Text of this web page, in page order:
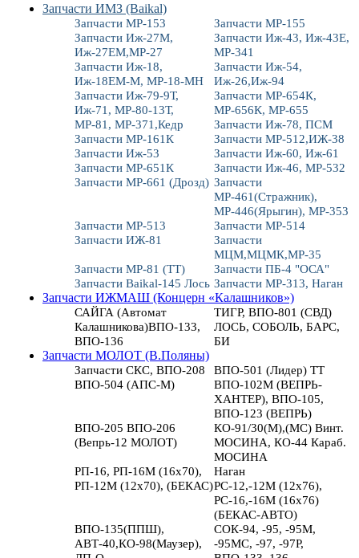
Запчасти ИМЗ (Baikal)
Запчасти МР-153
Запчасти МР-155
Запчасти Иж-27М,
Иж-27ЕМ,МР-27
Запчасти Иж-43, Иж-43Е,
МР-341
Запчасти Иж-18,
Иж-18ЕМ-М, МР-18-МН
Запчасти Иж-54,
Иж-26,Иж-94
Запчасти Иж-79-9Т,
Иж-71, МР-80-13Т,
МР-81, МР-371,Кедр
Запчасти МР-654К,
МР-656К, МР-655
Запчасти Иж-78, ПСМ
Запчасти МР-161К
Запчасти МР-512,ИЖ-38
Запчасти Иж-53
Запчасти Иж-60, Иж-61
Запчасти МР-651К
Запчасти Иж-46, МР-532
Запчасти МР-661 (Дрозд) Запчасти
МР-461(Стражник),
МР-446(Ярыгин), МР-353
Запчасти МР-513
Запчасти МР-514
Запчасти ИЖ-81
Запчасти
МЦМ,МЦМК,МР-35
Запчасти МР-81 (ТТ)
Запчасти ПБ-4 "ОСА"
Запчасти Baikal-145 Лось Запчасти МР-313, Наган
Запчасти ИЖМАШ (Концерн «Калашников»)
САЙГА (Автомат
Калашникова)ВПО-133,
ВПО-136
ТИГР, ВПО-801 (СВД)
ЛОСЬ, СОБОЛЬ, БАРС,
БИ
Запчасти МОЛОТ (В.Поляны)
Запчасти СКС, ВПО-208
ВПО-501 (Лидер) ТТ
ВПО-504 (АПС-М)
ВПО-102М (ВЕПРЬ-
ХАНТЕР), ВПО-105,
ВПО-123 (ВЕПРЬ)
ВПО-205 ВПО-206
(Вепрь-12 МОЛОТ)
КО-91/30(М),(МС) Винт.
МОСИНА, КО-44 Караб.
МОСИНА
РП-16, РП-16М (16х70),
РП-12М (12х70), (БЕКАС)
Наган
РС-12,-12М (12х76),
РС-16,-16М (16х76)
(БЕКАС-АВТО)
ВПО-135(ППШ),
АВТ-40,КО-98(Маузер),
СОК-94, -95, -95М,
-95МС, -97, -97Р,